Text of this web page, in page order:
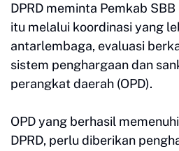
DPRD meminta Pemkab
itu melalui koordinasi yang
antarlembaga, evaluasi
sistem penghargaan dan
perangkat daerah (OPD).
OPD yang berhasil
DPRD, perlu diberikan